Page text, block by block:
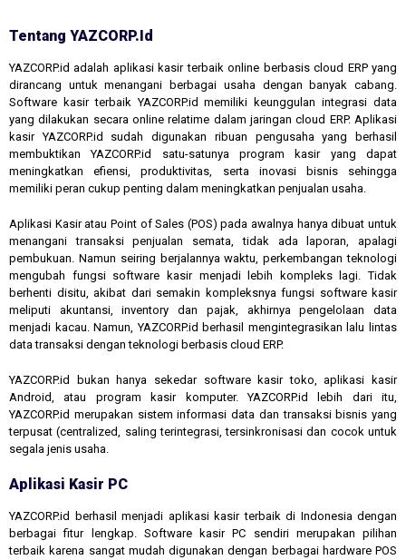
Tentang YAZCORP.id
YAZCORP.id adalah aplikasi kasir terbaik online berbasis cloud ERP yang
dirancang untuk menangani berbagai usaha dengan banyak cabang.
Software kasir terbaik YAZCORP.id memiliki keunggulan integrasi data
yang dilakukan secara online relatime dalam jaringan cloud ERP. Aplikasi
kasir YAZCORP.id sudah digunakan ribuan pengusaha yang berhasil
membuktikan YAZCORP.id satu-satunya program kasir yang dapat
meningkatkan efiensi, produktivitas, serta inovasi bisnis sehingga
memiliki peran cukup penting dalam meningkatkan penjualan usaha.
Aplikasi Kasir atau Point of Sales (POS) pada awalnya hanya dibuat untuk
menangani transaksi penjualan semata, tidak ada laporan, apalagi
pembukuan. Namun seiring berjalannya waktu, perkembangan teknologi
mengubah fungsi software kasir menjadi lebih kompleks lagi. Tidak
berhenti disitu, akibat dari semakin kompleksnya fungsi software kasir
meliputi akuntansi, inventory dan pajak, akhirnya pengelolaan data
menjadi kacau. Namun, YAZCORP.id berhasil mengintegrasikan lalu lintas
data transaksi dengan teknologi berbasis cloud ERP.
YAZCORP.id bukan hanya sekedar software kasir toko, aplikasi kasir
Android, atau program kasir komputer. YAZCORP.id lebih dari itu,
YAZCORP.id merupakan sistem informasi data dan transaksi bisnis yang
terpusat (centralized, saling terintegrasi, tersinkronisasi dan cocok untuk
segala jenis usaha.
Aplikasi Kasir PC
YAZCORP.id berhasil menjadi aplikasi kasir terbaik di Indonesia dengan
berbagai fitur lengkap. Software kasir PC sendiri merupakan pilihan
terbaik karena sangat mudah digunakan dengan berbagai hardware POS